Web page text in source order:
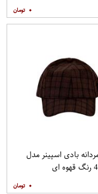
۰
بادی اسپینر مدل
۰